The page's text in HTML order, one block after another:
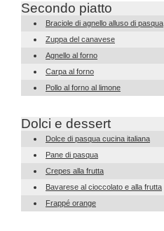
Secondo piatto
Braciole di agnello alluso di pasqua
Zuppa del canavese
Agnello al forno
Carpa al forno
Pollo al forno al limone
Dolci e dessert
Dolce di pasqua cucina italiana
Pane di pasqua
Crepes alla frutta
Bavarese al cioccolato e alla frutta
Frappé orange